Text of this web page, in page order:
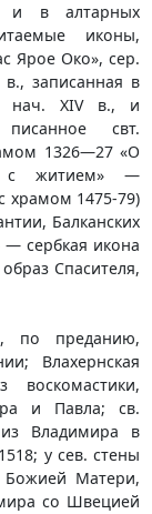
и в алтарных
иконы,
Ярое Око», сер.
записанная в
нач. XIV в., и
свт.
1326—27 «О
с житием» —
храмом 1475-79)
Балканских
сербкая икона
Спасителя,
по преданию,
Влахернская
и Павла; св.
из Владимира в
у сев. стены
Божией Матери,
со Швецией